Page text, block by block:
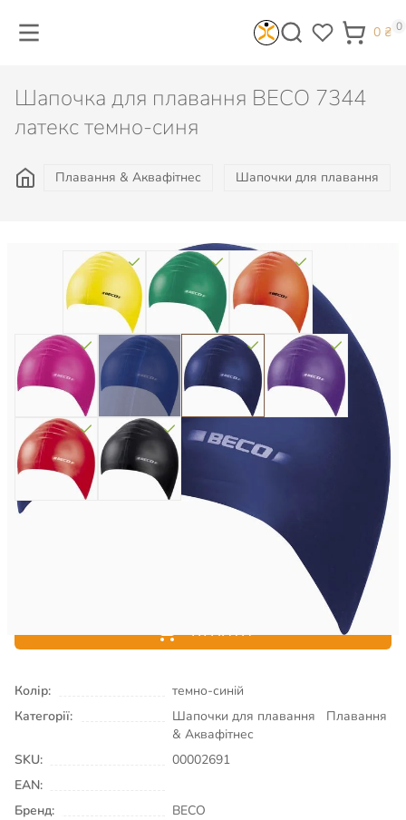
0 ₴ 0
Шапочка для плавання BECO 7344
латекс темно-синя
Плавання & Аквафітнес Шапочки для плавання
КУПИТИ
Колір:
темно-синій
Категорії:
Шапочки для плавання
Плавання
& Аквафітнес
SKU:
00002691
EAN:
Бренд:
BECO